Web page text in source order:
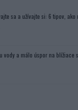
sa a užívajte si: 6 tipov,
vody a málo úspor na blížiace